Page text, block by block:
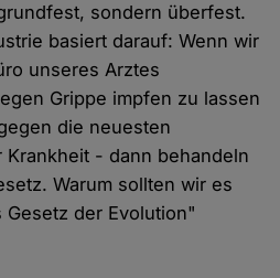
sondern überfest.
basiert darauf: Wenn wir
unseres Arztes
Grippe impfen zu lassen
die neuesten
- dann behandeln
Warum sollten wir es
Gesetz der Evolution"